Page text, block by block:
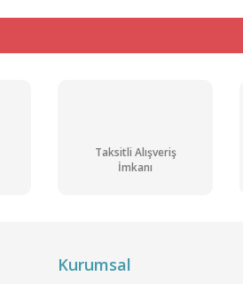
Taksitli Alışveriş
İmkanı
Kurumsal